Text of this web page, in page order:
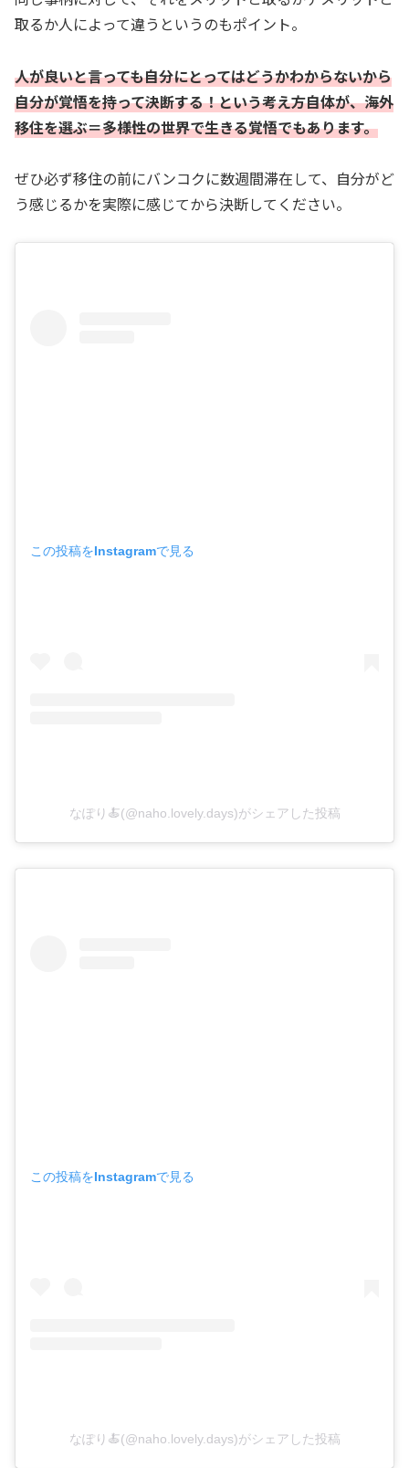
取るか人によって違うというのもポイント。
人が良いと言っても自分にとってはどうかわからないから
自分が覚悟を持って決断する！という考え方自体が、海外
移住を選ぶ＝多様性の世界で生きる覚悟でもあります。
ぜひ必ず移住の前にバンコクに数週間滞在して、自分がど
う感じるかを実際に感じてから決断してください。
この投稿をInstagramで見る
なぽり🍝(@naho.lovely.days)がシェアした投稿
この投稿をInstagramで見る
なぽり🍝(@naho.lovely.days)がシェアした投稿